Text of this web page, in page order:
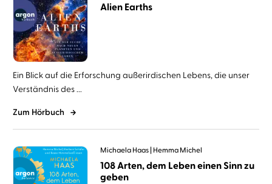
Alien Earths
Ein Blick auf die Erforschung außerirdischen Lebens, die unser
Verständnis des ...
Zum Hörbuch
Michaela Haas Hemma Michel
108 Arten, dem Leben einen Sinn zu
geben